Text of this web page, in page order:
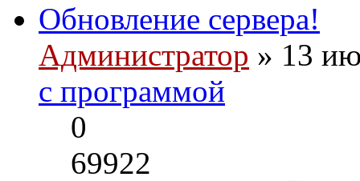
Обновление сервера!
Администратор » 13
с программой
0
69922